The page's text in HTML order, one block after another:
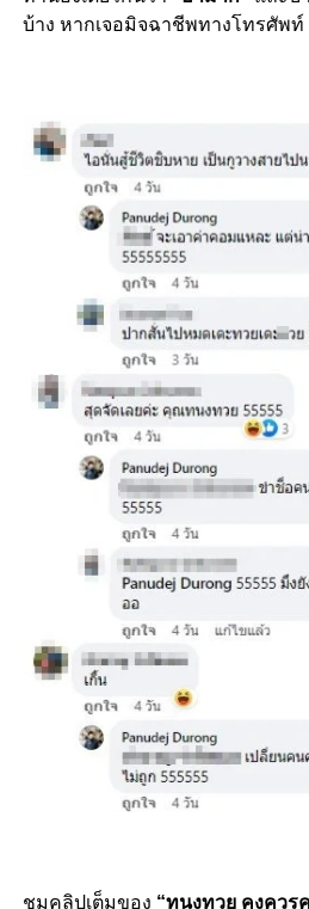
บ้าง หากเจอมิจฉาชีพทางโทรศัพท์
ชมคลิปเต็มของ “ทนงทวย คงควร